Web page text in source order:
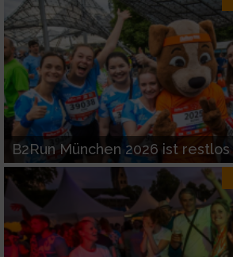
B2Run München 2026 ist
Werbung